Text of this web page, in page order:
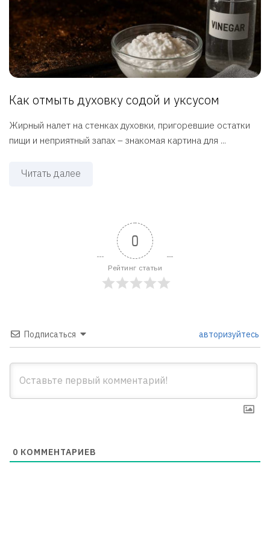
Как отмыть духовку содой и уксусом
Жирный налет на стенках духовки, пригоревшие остатки
пищи и неприятный запах – знакомая картина для ...
Читать далее
0
Рейтинг статьи
Подписаться авторизуйтесь
0 КОММЕНТАРИЕВ